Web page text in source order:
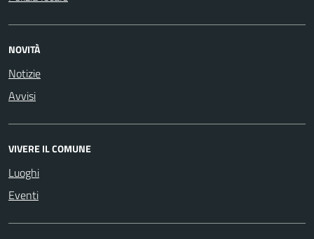
NOVITÀ
Notizie
Avvisi
VIVERE IL COMUNE
Luoghi
Eventi